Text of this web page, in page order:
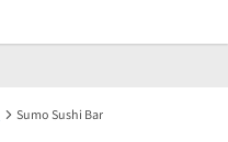
Sumo Sushi Bar